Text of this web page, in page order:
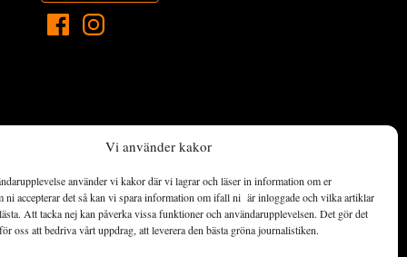
Vi använder kakor
använder vi kakor där vi lagrar och läser in information om er
ni accepterar det så kan vi spara information om ifall ni är inloggade och vilka artiklar
Att tacka nej kan påverka vissa funktioner och användarupplevelsen. Det gör det
oss att bedriva vårt uppdrag, att leverera den bästa gröna journalistiken.
som händer
ett hållbart
ekonomiska